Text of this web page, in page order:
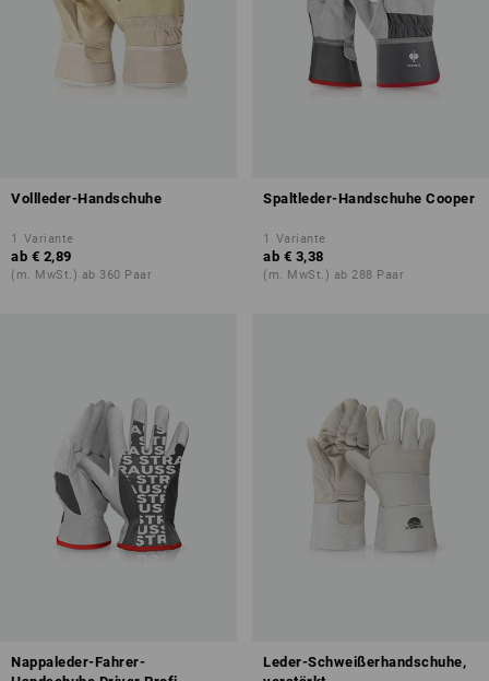
Vollleder-Handschuhe
1 Variante
ab € 2,89
(m. MwSt.) ab 360 Paar
Spaltleder-Handschuhe Cooper
1 Variante
ab € 3,38
(m. MwSt.) ab 288 Paar
Nappaleder-Fahrer-
Leder-Schweißerhandschuhe,